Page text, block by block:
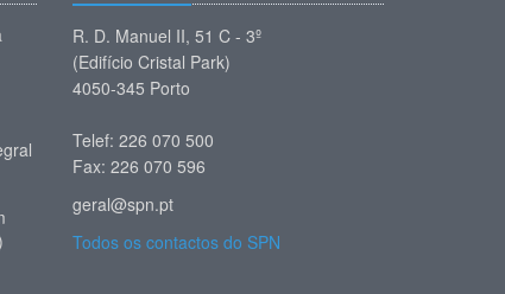
R. D. Manuel II, 51 C - 3º
(Edifício Cristal Park)
4050-345 Porto
Telef: 226 070 500
Fax: 226 070 596
geral@spn.pt
Todos os contactos do SPN